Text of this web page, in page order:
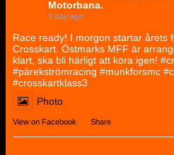
Motorbana.
1 day ago
Race ready! I morgon startar årets
Crosskart. Östmarks MFF är
klart, ska bli härligt att köra igen!
#pärekströmracing #munkforsmc
#crosskartklass3
Photo
View on Facebook · Share